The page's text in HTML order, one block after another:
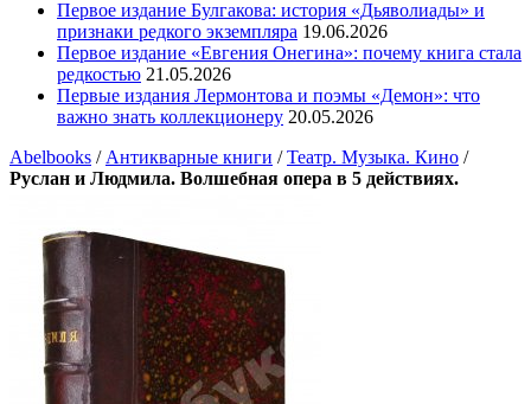
Первое издание Булгакова: история «Дьяволиады» и
признаки редкого экземпляра 19.06.2026
Первое издание «Евгения Онегина»: почему книга стала
редкостью 21.05.2026
Первые издания Лермонтова и поэмы «Демон»: что
важно знать коллекционеру 20.05.2026
Abelbooks / Антикварные книги /Театр. Музыка. Кино /
Руслан и Людмила. Волшебная опера в 5 действиях.